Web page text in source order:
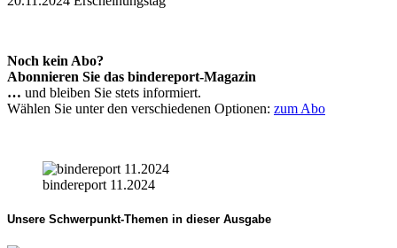
Noch kein Abo?
Abonnieren Sie das bindereport-Magazin
… und bleiben Sie stets informiert.
Wählen Sie unter den verschiedenen Optionen: zum Abo
bindereport 11.2024
Unsere Schwerpunkt-Themen in dieser Ausgabe